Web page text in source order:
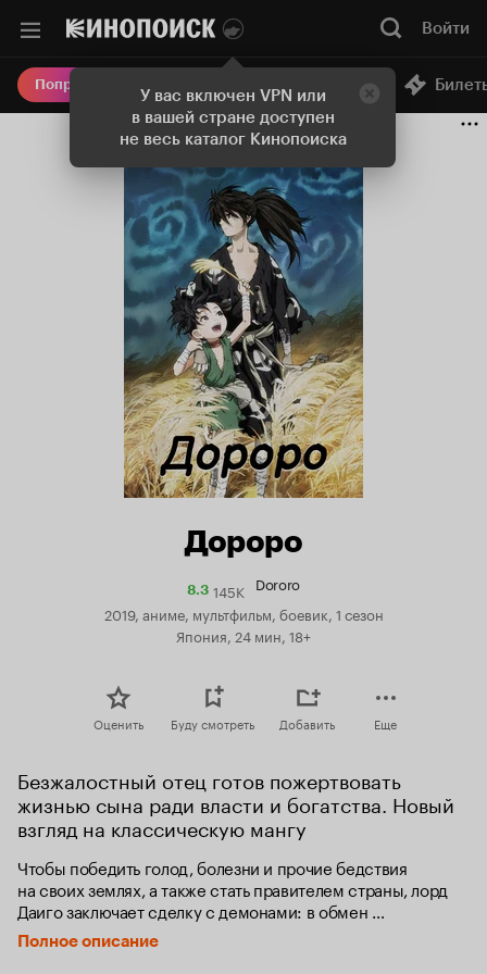
У вас включен VPN или
в вашей стране доступен
не весь каталог Кинопоиска
Войти
Попробовать Плюс Онлайн-кинотеатр
Дороро
8.3Рейтинг
Кинопоиска
8.3
145K Dororo
2019, аниме, мультфильм, боевик, 1 сезон
Япония, 24 мин, 18+
Оценить Буду смотреть Добавить Еще
Безжалостный отец готов пожертвовать
жизнью сына ради власти и богатства. Новый
взгляд на классическую мангу
Чтобы победить голод, болезни и прочие бедствия
на своих землях, а также стать правителем страны, лорд
Даиго заключает сделку с демонами: в обмен
на благополучие они могут забрать у него что угодно.
Хитрые демоны выбирают органы и части тела только
Полное описание